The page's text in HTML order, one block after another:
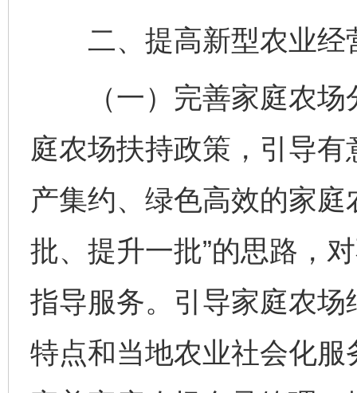
二、提高新型农业经
（一）完善家庭农场
庭农场扶持政策，引导
产集约、绿色高效的家
批、提升一批”的思路，
指导服务。引导家庭农
特点和当地农业社会化